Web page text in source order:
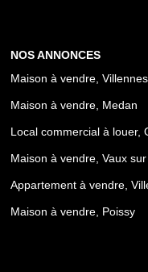
NOS ANNONCES
Maison à vendre,
Maison à vendre, Medan
Local commercial à louer,
Maison à vendre, Vaux
Appartement à vendre,
Maison à vendre, Poissy